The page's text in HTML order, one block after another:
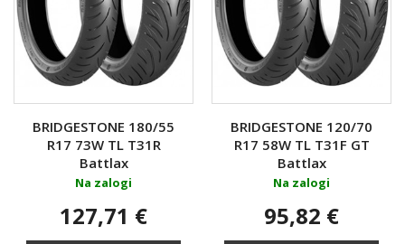
BRIDGESTONE 180/55
R17 73W TL T31R
Battlax
Na zalogi
127,71 €
BRIDGESTONE 120/70
R17 58W TL T31F GT
Battlax
Na zalogi
95,82 €